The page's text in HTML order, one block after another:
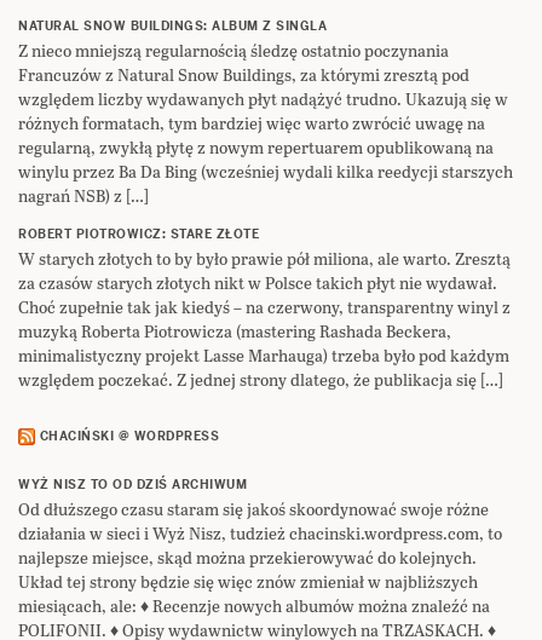
NATURAL SNOW BUILDINGS: ALBUM Z SINGLA
Z nieco mniejszą regularnością śledzę ostatnio poczynania
Francuzów z Natural Snow Buildings, za którymi zresztą pod
względem liczby wydawanych płyt nadążyć trudno. Ukazują się w
różnych formatach, tym bardziej więc warto zwrócić uwagę na
regularną, zwykłą płytę z nowym repertuarem opublikowaną na
winylu przez Ba Da Bing (wcześniej wydali kilka reedycji starszych
nagrań NSB) z […]
ROBERT PIOTROWICZ: STARE ZŁOTE
W starych złotych to by było prawie pół miliona, ale warto. Zresztą
za czasów starych złotych nikt w Polsce takich płyt nie wydawał.
Choć zupełnie tak jak kiedyś – na czerwony, transparentny winyl z
muzyką Roberta Piotrowicza (mastering Rashada Beckera,
minimalistyczny projekt Lasse Marhauga) trzeba było pod każdym
względem poczekać. Z jednej strony dlatego, że publikacja się […]
CHACIŃSKI @ WORDPRESS
WYŻ NISZ TO OD DZIŚ ARCHIWUM
Od dłuższego czasu staram się jakoś skoordynować swoje różne
działania w sieci i Wyż Nisz, tudzież chacinski.wordpress.com, to
najlepsze miejsce, skąd można przekierowywać do kolejnych.
Układ tej strony będzie się więc znów zmieniał w najbliższych
miesiącach, ale: ♦ Recenzje nowych albumów można znaleźć na
POLIFONII. ♦ Opisy wydawnictw winylowych na TRZASKACH. ♦